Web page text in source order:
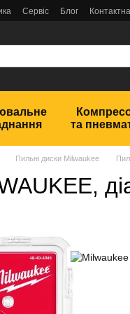
Сервіс Блог
та
Пильні диски Milwaukee